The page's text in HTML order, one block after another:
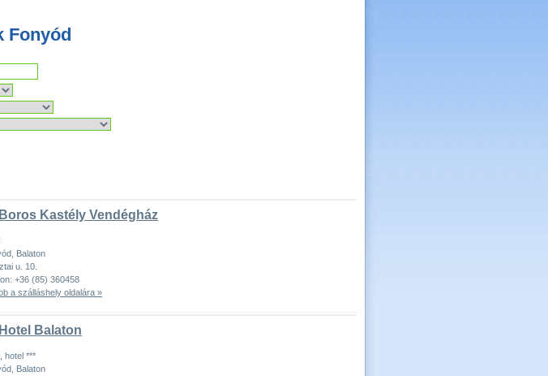
Fonyód
Boros Kastély Vendégház
Balaton
u. 10.
+36 (85) 360458
a szálláshely oldalára »
Hotel Balaton
hotel ***
Balaton